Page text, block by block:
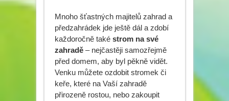
Mnoho šťastných majitelů zahrad a
předzahrádek jde ještě dál a zdobí
každoročně také strom na své
zahradě– nejčastěji samozřejmě
před domem, aby byl pěkně vidět.
Venku můžete ozdobit stromek či
keře, které na Vaší zahradě
přirozeně rostou, nebo zakoupit